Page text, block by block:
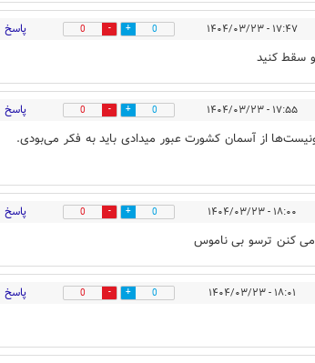
۱۷:۴۷ - ۱۴۰۴/۰۳/۲۳ 0
0 پاسخ
سقط کنید
۱۷:۵۵ - ۱۴۰۴/۰۳/۲۳ 0
0 پاسخ
از آسمان کشورت عبور میدادی باید به فکر می‌بودی.
۱۸:۰۰ - ۱۴۰۴/۰۳/۲۳ 0
0 پاسخ
می کنن ترسو بی ناموس
۱۸:۰۱ - ۱۴۰۴/۰۳/۲۳ 0
0 پاسخ